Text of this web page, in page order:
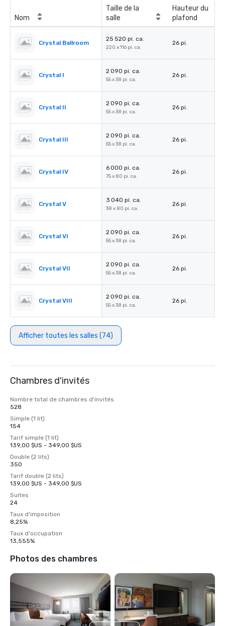
Nom
Taille de la
salle
Hauteur du
plafond
Crystal Ballroom
25 520 pi. ca.
220 x 116 pi. ca.
26 pi.
Crystal I
2 090 pi. ca.
55 x 38 pi. ca.
26 pi.
Crystal II
2 090 pi. ca.
55 x 38 pi. ca.
26 pi.
Crystal III
2 090 pi. ca.
55 x 38 pi. ca.
26 pi.
Crystal IV
6 000 pi. ca.
75 x 80 pi. ca.
26 pi.
Crystal V
3 040 pi. ca.
38 x 80 pi. ca.
26 pi.
Crystal VI
2 090 pi. ca.
55 x 38 pi. ca.
26 pi.
Crystal VII
2 090 pi. ca.
55 x 38 pi. ca.
26 pi.
Crystal VIII
2 090 pi. ca.
55 x 38 pi. ca.
26 pi.
Afficher toutes les salles (74)
Chambres d'invités
Nombre total de chambres d'invités
528
Simple (1 lit)
154
Tarif simple (1 lit)
139,00 $US - 349,00 $US
Double (2 lits)
350
Tarif double (2 lits)
139,00 $US - 349,00 $US
Suites
24
Taux d'imposition
8,25%
Taux d'occupation
13,555%
Photos des chambres